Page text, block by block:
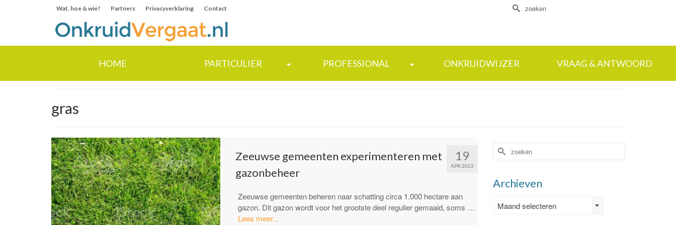
Wat, hoe & wie? Partners Privacyverklaring Contact
Zoek
HOME PARTICULIER PROFESSIONAL ONKRUIDWIJZER VRAAG & ANTWOORD
gras
19
APR 2022
Zeeuwse gemeenten experimenteren met
gazonbeheer
Zeeuwse gemeenten beheren naar schatting circa 1.000 hectare aan
gazon. Dit gazon wordt voor het grootste deel regulier gemaaid, soms …
Lees meer...
Zoek
naar:
Archieven
Archieven
Maand selecteren